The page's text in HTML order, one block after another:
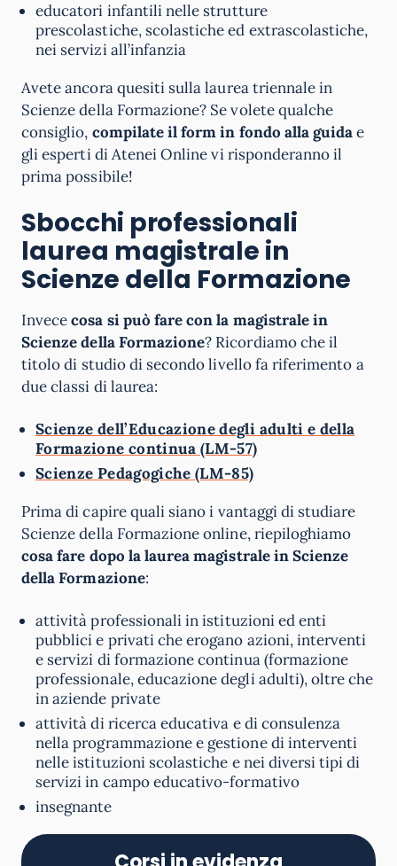
educatori infantili nelle strutture
prescolastiche, scolastiche ed extrascolastiche,
nei servizi all’infanzia
Avete ancora quesiti sulla laurea triennale in
Scienze della Formazione? Se volete qualche
consiglio, compilate il form in fondo alla guidae
gli esperti di Atenei Online vi risponderanno il
prima possibile!
Sbocchi professionali
laurea magistrale in
Scienze della Formazione
Invececosa si può fare con la magistrale in
Scienze della Formazione? Ricordiamo che il
titolo di studio di secondo livello fa riferimento a
due classi di laurea:
Scienze dell’Educazione degli adulti e della
Formazione continua (LM-57)
Scienze Pedagogiche (LM-85)
Prima di capire quali siano i vantaggi di studiare
Scienze della Formazione online, riepiloghiamo
cosa fare dopo la laurea magistrale in Scienze
della Formazione:
attività professionali in istituzioni ed enti
pubblici e privati che erogano azioni, interventi
e servizi di formazione continua (formazione
professionale, educazione degli adulti), oltre che
in aziende private
attività di ricerca educativa e di consulenza
nella programmazione e gestione di interventi
nelle istituzioni scolastiche e nei diversi tipi di
servizi in campo educativo-formativo
insegnante